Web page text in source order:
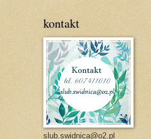
kontakt
slub.swidnica@o2.pl